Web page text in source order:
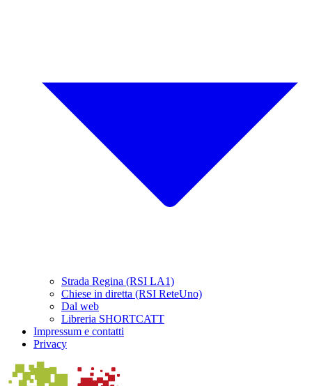
Strada Regina (RSI LA1)
Chiese in diretta (RSI ReteUno)
Dal web
Libreria SHORTCATT
Impressum e contatti
Privacy